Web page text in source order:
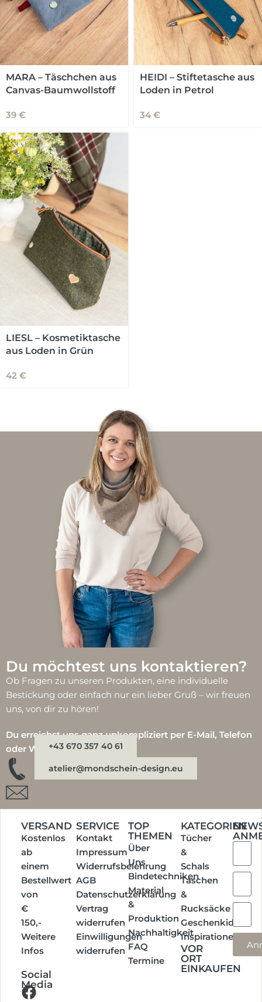
MARA – Täschchen aus
Canvas-Baumwollstoff
39 €
HEIDI – Stiftetasche aus
Loden in Petrol
34 €
LIESL – Kosmetiktasche
aus Loden in Grün
42 €
Du möchtest uns kontaktieren?
Ob Fragen zu unseren Produkten, eine individuelle
Bestickung oder einfach nur ein lieber Gruß – wir freuen
uns, von dir zu hören!
Du erreichst uns ganz unkompliziert per E-Mail, Telefon
oder WhatsApp:+43 670 357 40 61
atelier@mondschein-design.eu
VERSAND
Kostenlos
ab
einem
Bestellwert
von
€
150,-
Weitere
Infos
Social
Media
SERVICE
Kontakt
Impressum
Widerrufsbelehrung
AGB
Datenschutzerklärung
Vertrag
widerrufen
Einwilligungen
widerrufen
TOP
THEMEN
Über
Uns
Bindetechniken
Material
&
Produktion
Nachhaltigkeit
FAQ
Termine
KATEGORIEN
Tücher
&
Schals
Taschen
&
Rucksäcke
Geschenkideen
Inspirationen
VOR
ORT
EINKAUFEN